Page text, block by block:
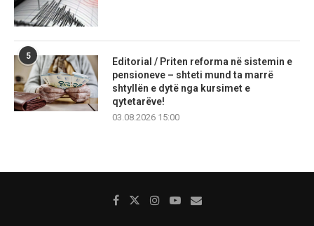
5
Editorial / Priten reforma në sistemin e
pensioneve – shteti mund ta marrë
shtyllën e dytë nga kursimet e
qytetarëve!
03.08.2026 15:00